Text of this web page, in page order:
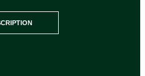
de retourner cet article. Cet